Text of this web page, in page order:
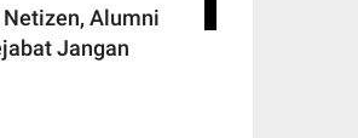
Alumni
Jangan